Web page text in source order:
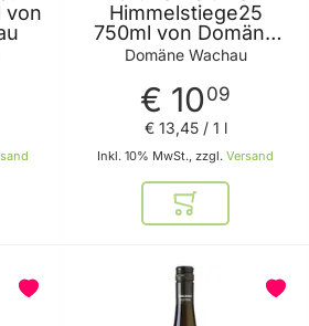
von
Himmelstiege25
750ml von Domäne
Wachau
Domäne Wachau
€ 1009
Inkl. 10% MwSt., zzgl. Versand
€ 13,45/ 1 l
In den